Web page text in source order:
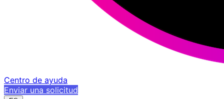
Centro de ayuda
Enviar una solicitud